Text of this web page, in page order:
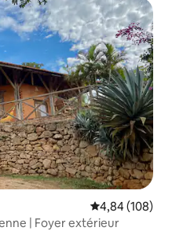
Évaluation
4,84 (108)
| Foyer extérieur